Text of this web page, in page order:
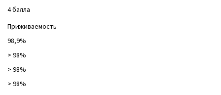
4 балла
Приживаемость
98,9%
> 98%
> 98%
> 98%